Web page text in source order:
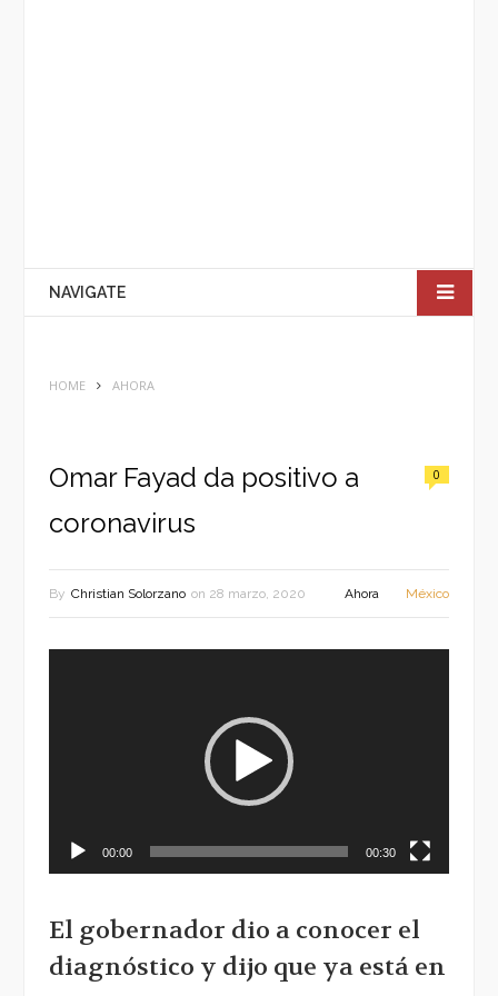
NAVIGATE
HOME AHORA
Omar Fayad da positivo a
coronavirus
0
By Christian Solorzano on 28 marzo, 2020 Ahora México
00:00 00:30
El gobernador dio a conocer el
diagnóstico y dijo que ya está en